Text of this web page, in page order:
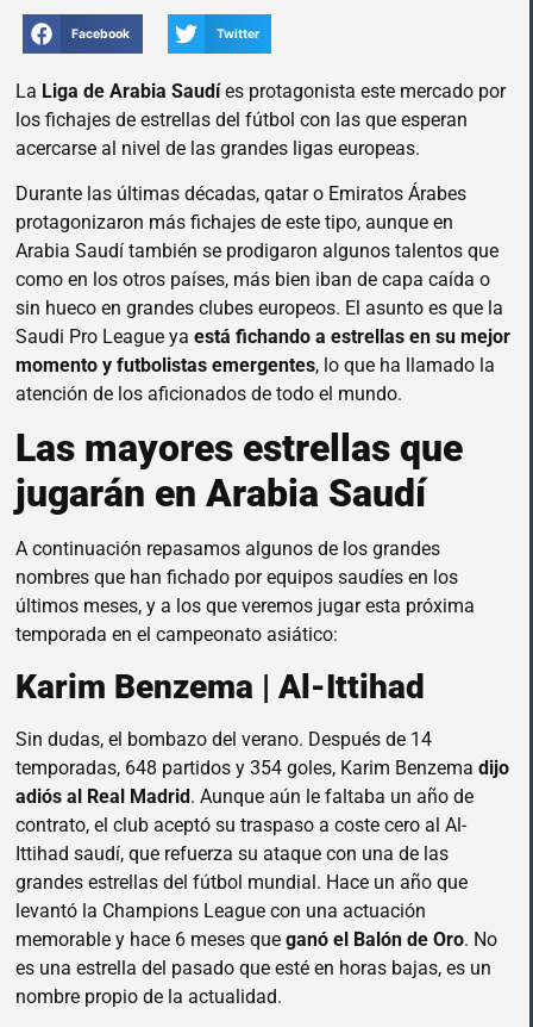
Facebook Twitter
La Liga de Arabia Saudíes protagonista este mercado por
los fichajes de estrellas del fútbol con las que esperan
acercarse al nivel de las grandes ligas europeas.
Durante las últimas décadas, qatar o Emiratos Árabes
protagonizaron más fichajes de este tipo, aunque en
Arabia Saudí también se prodigaron algunos talentos que
como en los otros países, más bien iban de capa caída o
sin hueco en grandes clubes europeos. El asunto es que la
Saudi Pro League ya está fichando a estrellas en su mejor
momento y futbolistas emergentes, lo que ha llamado la
atención de los aficionados de todo el mundo.
Las mayores estrellas que
jugarán en Arabia Saudí
A continuación repasamos algunos de los grandes
nombres que han fichado por equipos saudíes en los
últimos meses, y a los que veremos jugar esta próxima
temporada en el campeonato asiático:
Karim Benzema | Al-Ittihad
Sin dudas, el bombazo del verano. Después de 14
temporadas, 648 partidos y 354 goles, Karim Benzema dijo
adiós al Real Madrid. Aunque aún le faltaba un año de
contrato, el club aceptó su traspaso a coste cero al Al-
Ittihad saudí, que refuerza su ataque con una de las
grandes estrellas del fútbol mundial. Hace un año que
levantó la Champions League con una actuación
memorable y hace 6 meses que ganó el Balón de Oro. No
es una estrella del pasado que esté en horas bajas, es un
nombre propio de la actualidad.